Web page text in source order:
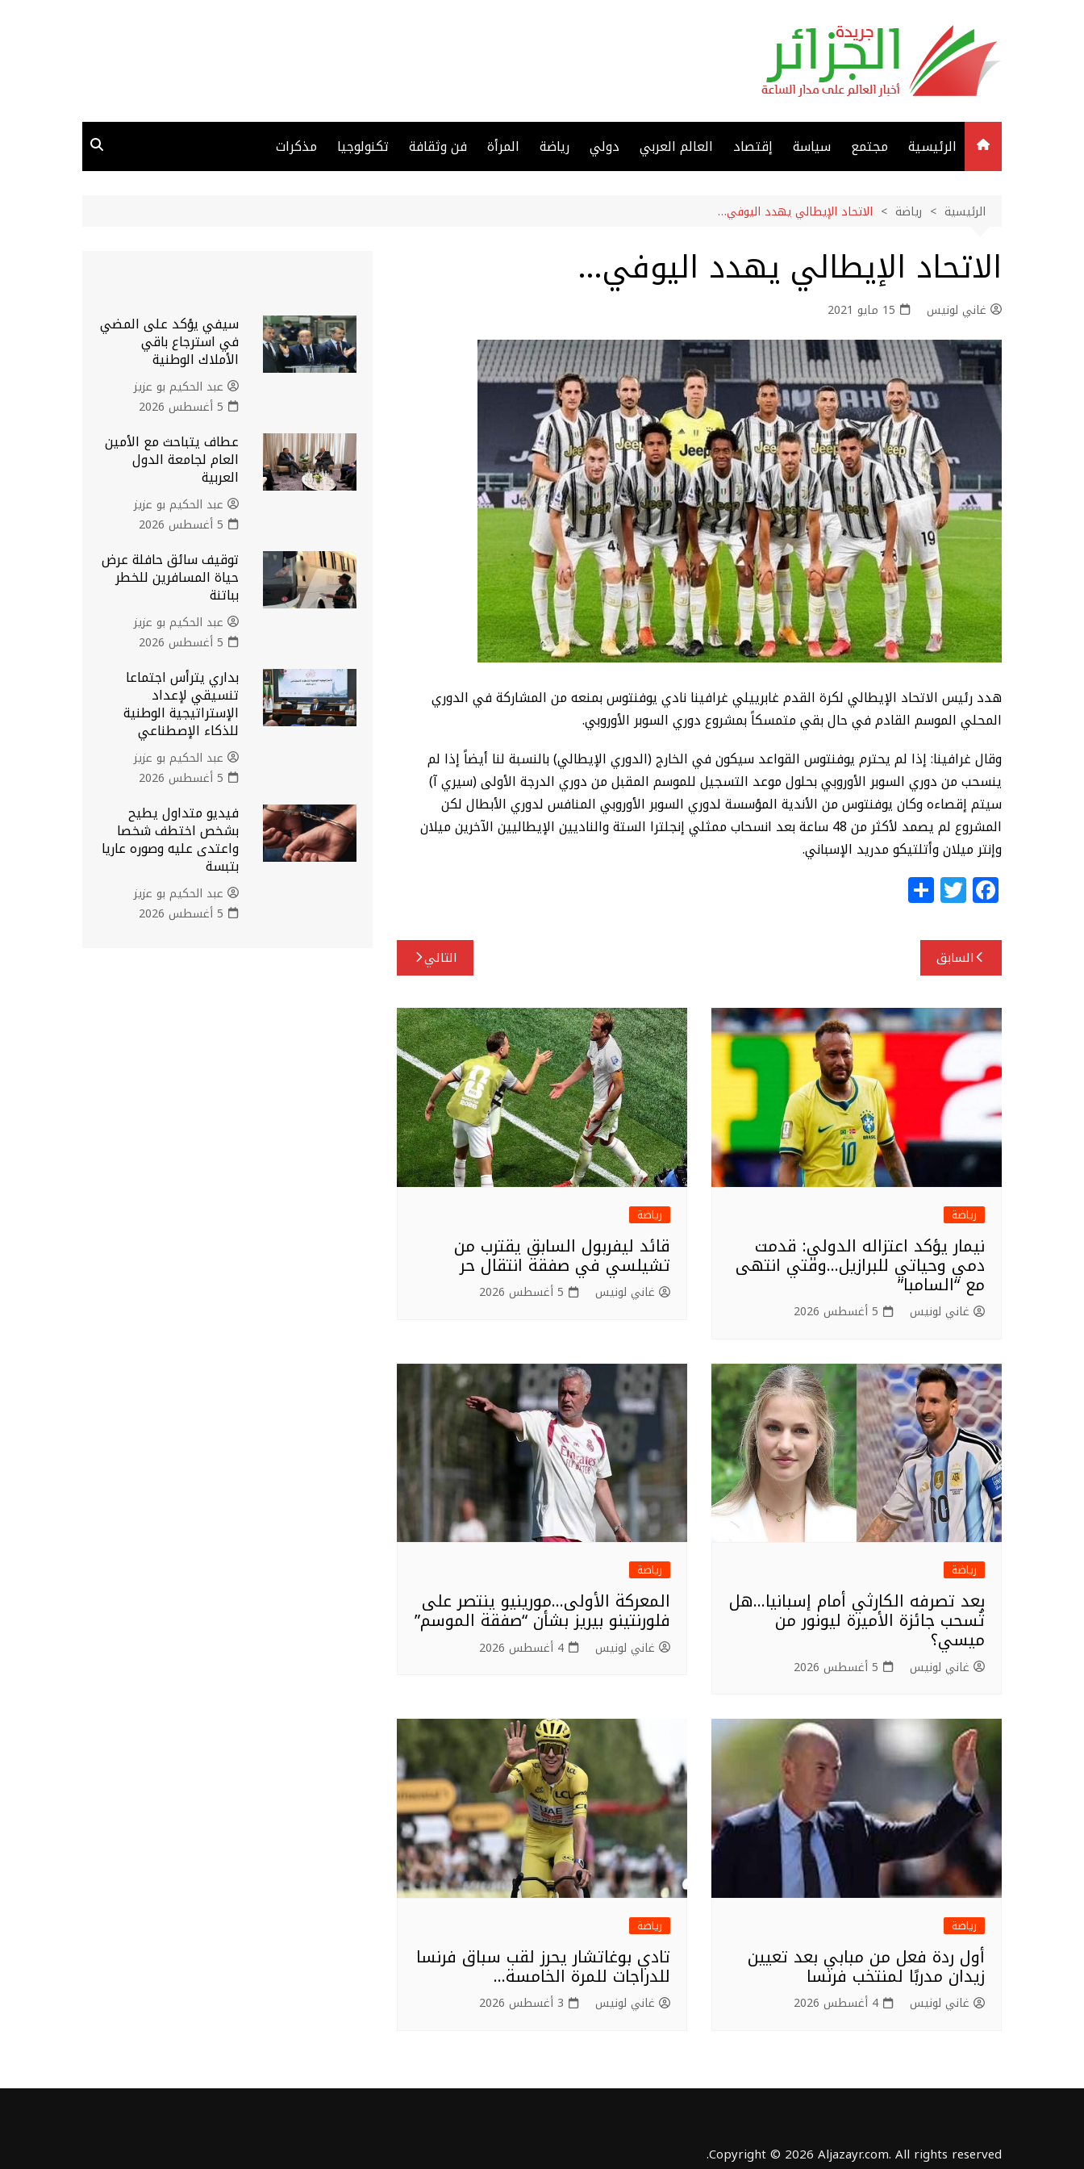
الرئيسية مجتمع سياسة إقتصاد العالم العربي دولي رياضة المرأة فن وثقافة تكنولوجيا مذكرات
الرئيسية رياضة الاتحاد الإيطالي يهدد اليوفي…
الاتحاد الإيطالي يهدد اليوفي…
غاني لونيس 15 مايو 2021
هدد رئيس الاتحاد الإيطالي لكرة القدم غابرييلي غرافينا نادي يوفنتوس بمنعه من المشاركة في الدوري
المحلي الموسم القادم في حال بقي متمسكاً بمشروع دوري السوبر الأوروبي.
وقال غرافينا: إذا لم يحترم يوفنتوس القواعد سيكون في الخارج (الدوري الإيطالي) بالنسبة لنا أيضاً إذا لم
ينسحب من دوري السوبر الأوروبي بحلول موعد التسجيل للموسم المقبل من دوري الدرجة الأولى (سيري آ)
سيتم إقصاءه وكان يوفنتوس من الأندية المؤسسة لدوري السوبر الأوروبي المنافس لدوري الأبطال لكن
المشروع لم يصمد لأكثر من 48 ساعة بعد انسحاب ممثلي إنجلترا الستة والناديين الإيطاليين الآخرين ميلان
وإنتر ميلان وأتلتيكو مدريد الإسباني.
F
a
c
e
o
o
k
T
w
itt
eتصفّح
المقالات
السابق التالي
رياضة
نيمار يؤكد اعتزاله الدولي: قدمت
دمي وحياتي للبرازيل…وقتي انتهى
مع “السامبا”
غاني لونيس 5 أغسطس 2026
رياضة
قائد ليفربول السابق يقترب من
تشيلسي في صفقة انتقال حر
غاني لونيس 5 أغسطس 2026
رياضة
بعد تصرفه الكارثي أمام إسبانيا…هل
تُسحب جائزة الأميرة ليونور من
ميسي؟
غاني لونيس 5 أغسطس 2026
رياضة
المعركة الأولى…مورينيو ينتصر على
فلورنتينو بيريز بشأن “صفقة الموسم”
غاني لونيس 4 أغسطس 2026
رياضة
أول ردة فعل من مبابي بعد تعيين
زيدان مدربًا لمنتخب فرنسا
غاني لونيس 4 أغسطس 2026
رياضة
تادي بوغاتشار يحرز لقب سباق فرنسا
للدراجات للمرة الخامسة…
غاني لونيس 3 أغسطس 2026
سيفي يؤكد على المضي
في استرجاع باقي
الأملاك الوطنية
عبد الحكيم بو عزيز
5 أغسطس 2026
عطاف يتباحث مع الأمين
العام لجامعة الدول
العربية
عبد الحكيم بو عزيز
5 أغسطس 2026
توقيف سائق حافلة عرض
حياة المسافرين للخطر
بباتنة
عبد الحكيم بو عزيز
5 أغسطس 2026
بداري يترأس اجتماعا
تنسيقي لإعداد
الإستراتيجية الوطنية
للذكاء الإصطناعي
عبد الحكيم بو عزيز
5 أغسطس 2026
فيديو متداول يطيح
بشخص اختطف شخصا
واعتدى عليه وصوره عاريا
بتبسة
عبد الحكيم بو عزيز
5 أغسطس 2026
Copyright © 2026 Aljazayr.com. All rights reserved.